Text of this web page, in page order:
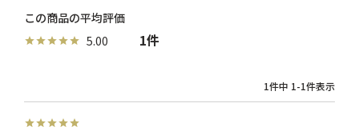
5.00 1
1件中 1-1件表示